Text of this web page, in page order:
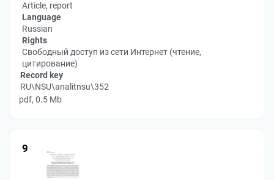
Article, report
Language
Russian
Rights
Свободный доступ из сети Интернет (чтение,
цитирование)
Record key
RU\NSU\analitnsu\352
pdf, 0.5 Mb
9